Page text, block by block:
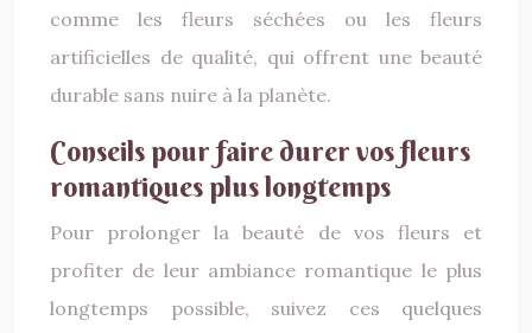
comme les fleurs séchées ou les fleurs
artificielles de qualité, qui offrent une beauté
durable sans nuire à la planète.
Conseils pour faire durer vos fleurs
romantiques plus longtemps
Pour prolonger la beauté de vos fleurs et
profiter de leur ambiance romantique le plus
longtemps possible, suivez ces quelques